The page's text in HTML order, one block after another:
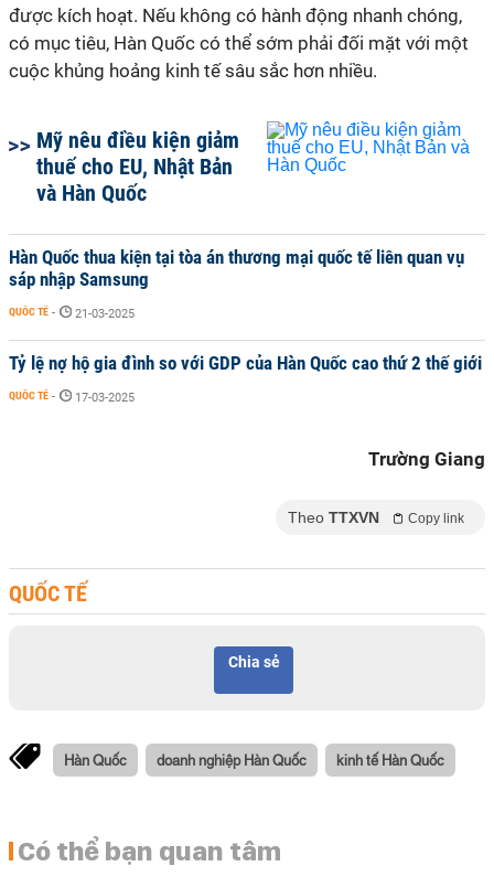
được kích hoạt. Nếu không có hành động nhanh chóng,
có mục tiêu, Hàn Quốc có thể sớm phải đối mặt với một
cuộc khủng hoảng kinh tế sâu sắc hơn nhiều.
Mỹ nêu điều kiện giảm
thuế cho EU, Nhật Bản
và Hàn Quốc
Hàn Quốc thua kiện tại tòa án thương mại quốc tế liên quan vụ
sáp nhập Samsung
QUỐC TẾ - 21-03-2025
Tỷ lệ nợ hộ gia đình so với GDP của Hàn Quốc cao thứ 2 thế giới
QUỐC TẾ - 17-03-2025
Trường Giang
Theo TTXVN Copy link
QUỐC TẾ
Chia sẻ
Hàn Quốc doanh nghiệp Hàn Quốc kinh tế Hàn Quốc
Có thể bạn quan tâm